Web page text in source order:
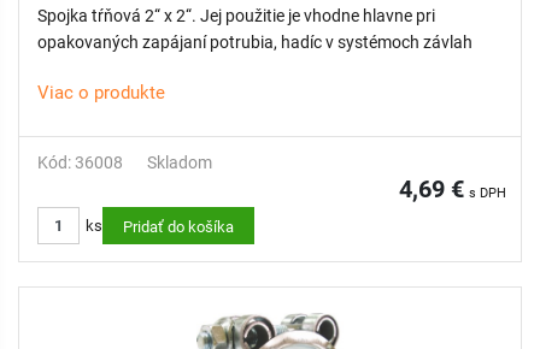
Spojka tŕňová 2“ x 2“. Jej použitie je vhodne hlavne pri
opakovaných zapájaní potrubia, hadíc v systémoch závlah
Viac o produkte
Kód: 36008 Skladom
4,69 € s DPH
ks Pridať do košíka